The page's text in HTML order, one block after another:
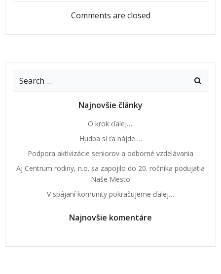
Comments are closed
Najnovšie články
O krok ďalej….
Hudba si ťa nájde….
Podpora aktivizácie seniorov a odborné vzdelávania
Aj Centrum rodiny, n.o. sa zapojilo do 20. ročníka podujatia
Naše Mesto
V spájaní komunity pokračujeme ďalej…
Najnovšie komentáre